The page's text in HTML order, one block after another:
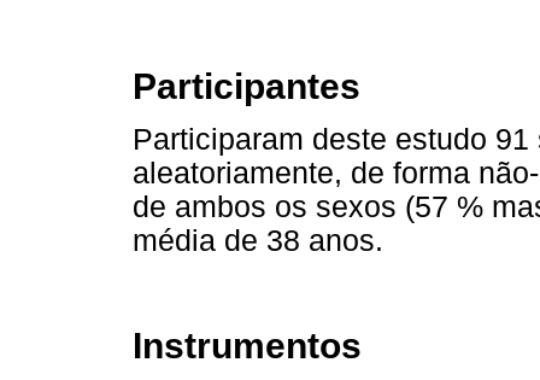
Participantes
Participaram deste estudo
aleatoriamente, de forma
de ambos os sexos (57 %
média de 38 anos.
Instrumentos